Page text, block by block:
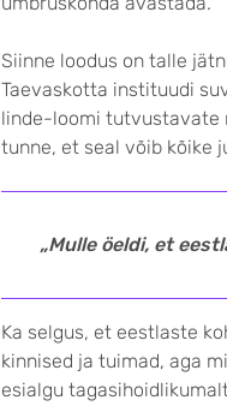
Siinne loodus on talle
Taevas­kotta instituudi
linde-loomi tutvustavate
tunne, et seal võib kõike
„Mulle öeldi, et
Ka selgus, et eestlaste
kinnised ja tuimad, aga
esialgu